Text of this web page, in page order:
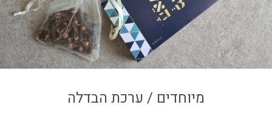
מיוחדים
צור קשר
מיוחדים / ערכת הבדלה